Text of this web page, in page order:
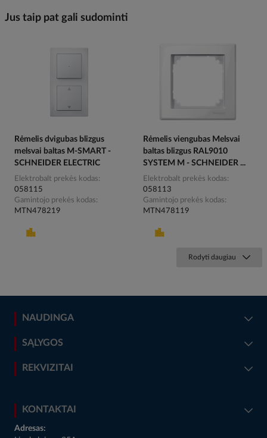
Jus taip pat gali sudominti
Rėmelis dvigubas blizgus
melsvai baltas M-SMART -
SCHNEIDER ELECTRIC
Elektrobalt prekės kodas
058115
Gamintojo prekės kodas
MTN478219
Rėmelis viengubas Melsvai
baltas blizgus RAL9010
SYSTEM M - SCHNEIDER ...
Elektrobalt prekės kodas
058113
Gamintojo prekės kodas
MTN478119
Rodyti daugiau
NAUDINGA
SĄLYGOS
REKVIZITAI
KONTAKTAI
Adresas: